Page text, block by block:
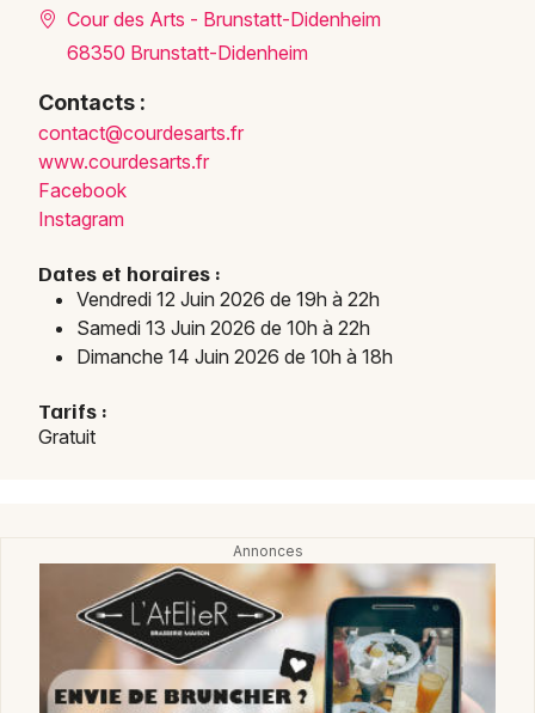
Cour des Arts - Brunstatt-Didenheim
68350 Brunstatt-Didenheim
Contacts :
contact@courdesarts.fr
www.courdesarts.fr
Facebook
Instagram
Dates et horaires :
Vendredi 12 Juin 2026 de 19h à 22h
Samedi 13 Juin 2026 de 10h à 22h
Dimanche 14 Juin 2026 de 10h à 18h
Tarifs :
Gratuit